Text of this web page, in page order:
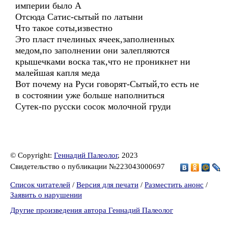
империи было А
Отсюда Сатис-сытый по латыни
Что такое соты,известно
Это пласт пчелиных ячеек,заполненных
медом,по заполнении они залепляются
крышечками воска так,что не проникнет ни
малейшая капля меда
Вот почему на Руси говорят-Сытый,то есть не
в состоянии уже больше наполниться
Сутек-по русски сосок молочной груди
© Copyright: Геннадий Палеолог, 2023
Свидетельство о публикации №223043000697
Список читателей / Версия для печати / Разместить анонс /
Заявить о нарушении
Другие произведения автора Геннадий Палеолог